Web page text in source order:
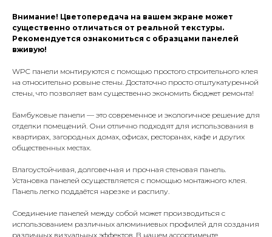
Внимание! Цветопередача на вашем экране может
существенно отличаться от реальной текстуры.
Рекомендуется ознакомиться с образцами панелей
вживую!
WPC панели монтируются с помощью простого строительного клея
на относительно ровыне стены. Достаточно просто отштукатуренной
стены, что позволяет вам существенно экономить бюджет ремонта!
Бамбуковые панели — это современное и экологичное решение для
отделки помещений. Они отлично подходят для использования в
квартирах, загородных домах, офисах, ресторанах, кафе и других
общественных местах.
Влагоустойчивая, долговечная и прочная стеновая панель.
Установка панелей осуществляется с помощью монтажного клея.
Панель легко поддаётся нарезке и распилу.
Соединение панелей между собой может производиться с
использованием различных алюминиевых профилей для создания
различных визуальных эффектов. В нашем ассортименте